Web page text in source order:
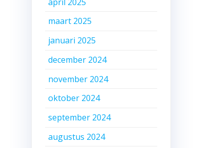
maart 2025
januari 2025
december 2024
november 2024
oktober 2024
september 2024
augustus 2024